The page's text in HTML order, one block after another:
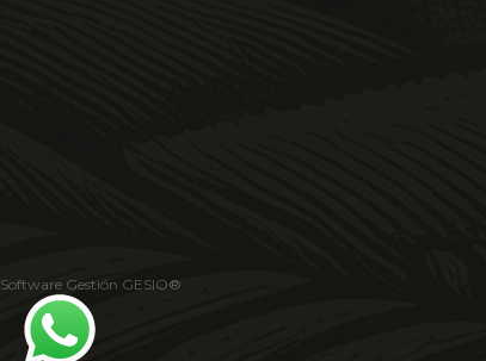
Software Gestión GESIO®